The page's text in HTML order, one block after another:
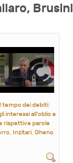
Brusini
Il tempo dei debiti:
interessi all'oblio e
rispettive parole
Inzitari, Gheno